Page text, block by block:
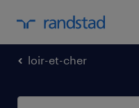
loir-et-cher